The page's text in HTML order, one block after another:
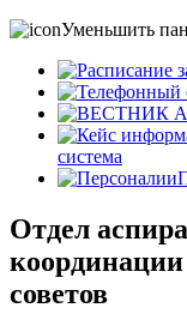
Уменьшить
система
Отдел
советов